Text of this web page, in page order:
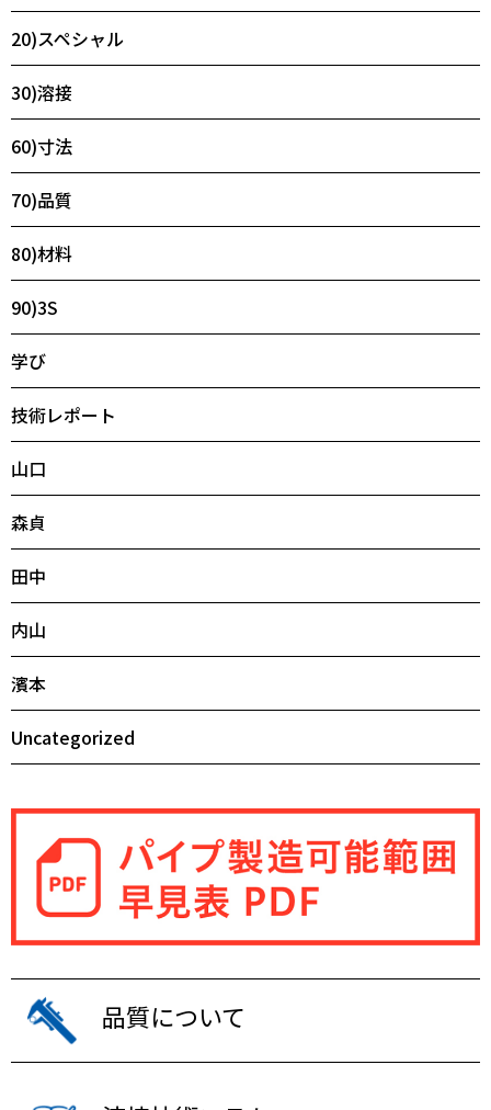
20)スペシャル
30)溶接
60)寸法
70)品質
80)材料
90)3S
学び
技術レポート
山口
森貞
田中
内山
濱本
Uncategorized
品質について